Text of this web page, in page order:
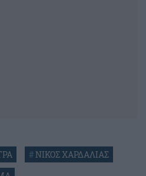
#ΝΙΚΟΣ ΧΑΡΔΑΛΙΑΣ